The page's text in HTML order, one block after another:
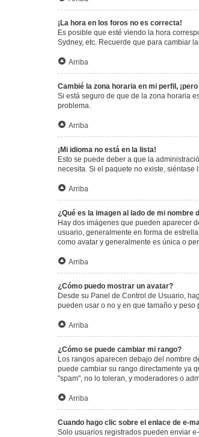
¡La hora en los foros no es correcta!
Es posible que esté viendo la hora
Sydney, etc. Recuerde que para cambiar
Arriba
Cambié la zona horaria en mi perfil,
Si está seguro de que de la zona horaria
problema.
Arriba
¡Mi idioma no está en la lista!
Esto se puede deber a que la
necesita. Si el paquete no existe,
Arriba
¿Qué es la imagen al lado de mi nombre
Hay dos imágenes que pueden aparecer
usuario, generalmente en forma de
como avatar y generalmente es única o
Arriba
¿Cómo puedo mostrar un avatar?
Desde su Panel de Control de Usuario,
pueden usar o no y en que tamaño y
Arriba
¿Cómo se puede cambiar mi rango?
Los rangos aparecen debajo del nombre
puede cambiar su rango directamente ya
"spam", no lo toleran, y moderadores o
Arriba
Cuando hago clic sobre el enlace de e-
Solo usuarios registrados pueden enviar